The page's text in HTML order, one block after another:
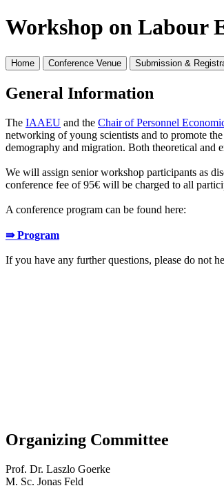
Workshop on Labour
Home Conference Venue Submission &
General Information
The IAAEU and the Chair of Personnel
networking of young scientists and to promote
demography and migration. Both theoretical and
We will assign senior workshop participants as
conference fee of 95€ will be charged to all
A conference program can be found here:
⇛ Program
If you have any further questions, please do not
Organizing Committee
Prof. Dr. Laszlo Goerke
M. Sc. Jonas Feld